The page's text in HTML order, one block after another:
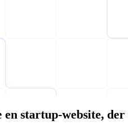
startup-website, der